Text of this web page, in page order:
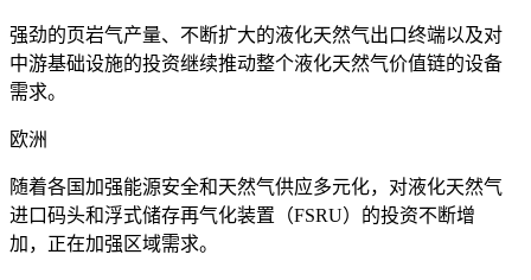
强劲的页岩气产量、不断扩大的液化天然气出口终端以及对
中游基础设施的投资继续推动整个液化天然气价值链的设备
需求。
欧洲
随着各国加强能源安全和天然气供应多元化，对液化天然气
进口码头和浮式储存再气化装置（FSRU）的投资不断增
加，正在加强区域需求。